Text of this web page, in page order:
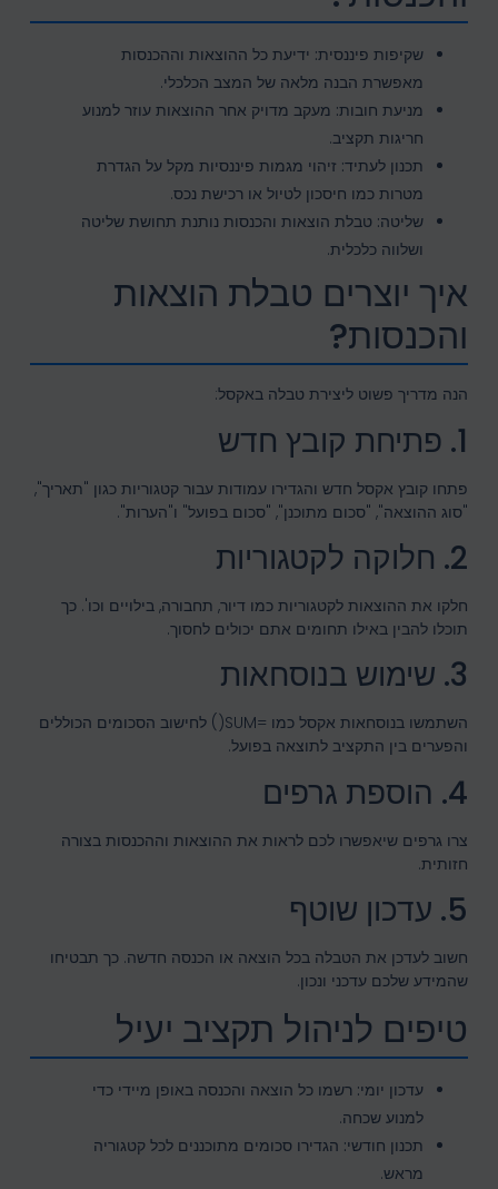
שקיפות פיננסית: ידיעת כל ההוצאות וההכנסות
מאפשרת הבנה מלאה של המצב הכלכלי.
מניעת חובות: מעקב מדויק אחר ההוצאות עוזר למנוע
חריגות תקציב.
תכנון לעתיד: זיהוי מגמות פיננסיות מקל על הגדרת
מטרות כמו חיסכון לטיול או רכישת נכס.
שליטה: טבלת הוצאות והכנסות נותנת תחושת שליטה
ושלווה כלכלית.
איך יוצרים טבלת הוצאות
והכנסות?
הנה מדריך פשוט ליצירת טבלה באקסל:
1. פתיחת קובץ חדש
פתחו קובץ אקסל חדש והגדירו עמודות עבור קטגוריות כגון "תאריך",
"סוג ההוצאה", "סכום מתוכנן", "סכום בפועל" ו"הערות".
2. חלוקה לקטגוריות
חלקו את ההוצאות לקטגוריות כמו דיור, תחבורה, בילויים וכו'. כך
תוכלו להבין באילו תחומים אתם יכולים לחסוך.
3. שימוש בנוסחאות
השתמשו בנוסחאות אקסל כמו =SUM()
לחישוב הסכומים הכוללים
והפערים בין התקציב לתוצאה בפועל.
4. הוספת גרפים
צרו גרפים שיאפשרו לכם לראות את ההוצאות וההכנסות בצורה
חזותית.
5. עדכון שוטף
חשוב לעדכן את הטבלה בכל הוצאה או הכנסה חדשה. כך תבטיחו
שהמידע שלכם עדכני ונכון.
טיפים לניהול תקציב יעיל
עדכון יומי: רשמו כל הוצאה והכנסה באופן מיידי כדי
למנוע שכחה.
תכנון חודשי: הגדירו סכומים מתוכננים לכל קטגוריה
מראש.